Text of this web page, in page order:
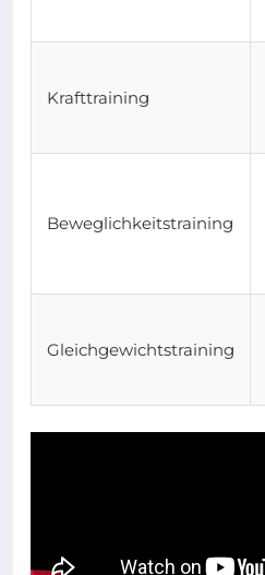
Krafttraining
Beweglichkeitstraining
Gleichgewichtstraining